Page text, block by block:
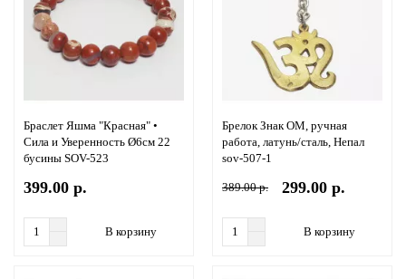
Браслет Яшма "Красная" •
Сила и Уверенность Ø6см 22
бусины SOV-523
399.00 р.
В корзину
Брелок Знак ОМ, ручная
работа, латунь/сталь, Непал
sov-507-1
389.00 р. 299.00 р.
В корзину